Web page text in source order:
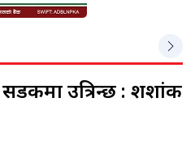
सडकमा उत्रिन्छ : शशांक